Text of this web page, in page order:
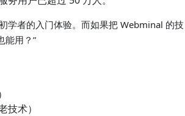
学者的入门体验。而如果把 Webminal 的技
能用？”
术）